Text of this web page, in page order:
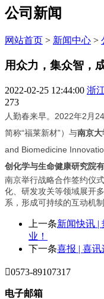
公司新闻
网站首页 > 新闻中心 >
用众力，集众智，
2022-02-25 12:44:00 浙
273
人勤春来早。2022年2月24
简称“福莱新材”）与南京
and Biomedicine
创化学与生命健康研究院
南京举行战略合作签约仪
化、研发攻关等领域展开
系，形成可持续的互动机制
上一条新闻快讯 |
业！
下一条喜报 | 喜
0573-89107317
电子邮箱